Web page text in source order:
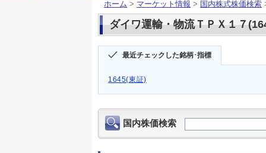
ホーム > マーケット情報 > 国内株式株価検索
ダイワ運輸・物流ＴＰＸ１７
最近チェックした銘柄･指標
1645(東証)